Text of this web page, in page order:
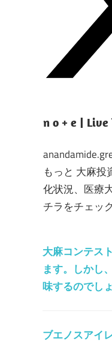
n o + e | Live
もっと 大麻投
化状況、医療
チラをチェック
大麻コンテス
ます。しかし
味するのでし
ブエノスアイ